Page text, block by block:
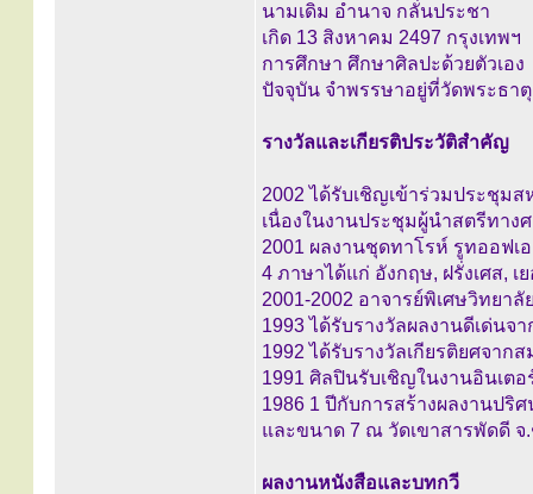
นามเดิม อำนาจ กลั่นประชา
เกิด 13 สิงหาคม 2497 กรุงเทพฯ
การศึกษา ศึกษาศิลปะด้วยตัวเอง
ปัจจุบัน จำพรรษาอยู่ที่วัดพระธา
รางวัลและเกียรติประวัติสำคัญ
2002 ได้รับเชิญเข้าร่วมประชุม
เนื่องในงานประชุมผู้นำสตรีทา
2001 ผลงานชุดทาโรห์ รูทออฟเ
4 ภาษาได้แก่ อังกฤษ, ฝรั่งเศส, เ
2001-2002 อาจารย์พิเศษวิทยา
1993 ได้รับรางวัลผลงานดีเด่นจ
1992 ได้รับรางวัลเกียรติยศจาก
1991 ศิลปินรับเชิญในงานอินเต
1986 1 ปีกับการสร้างผลงานปริ
และขนาด 7 ณ วัดเขาสารพัดดี
ผลงานหนังสือและบทกวี